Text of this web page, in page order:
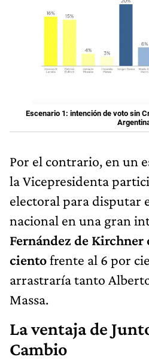
Escenario 1: intención de voto sin
Por el contrario, en un
la Vicepresidenta
electoral para disputar
nacional en una gran
Fernández de
cientofrente al 6 por
arrastraría tanto
Massa.
La ventaja de
Cambio